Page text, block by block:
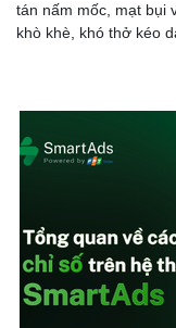
Sân khấu - Điện ảnh
Văn học
Âm nhạc
tán nấm mốc, mạt bụi
khò khè, khó thở kéo